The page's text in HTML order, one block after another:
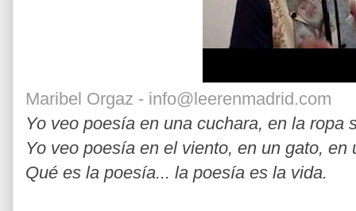
Maribel Orgaz - info@leerenmadrid.com
Yo veo poesía en una cuchara, en la ropa
Yo veo poesía en el viento, en un gato, en
Qué es la poesía... la poesía es la vida.